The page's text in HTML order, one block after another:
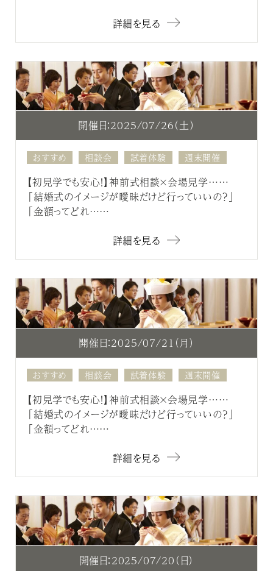
詳細を見る
開催日：2025/07/26（土）
おすすめ 相談会 試着体験 週末開催
【初見学でも安心！】神前式相談×会場見学……
「結婚式のイメージが曖昧だけど行っていいの？」
「金額ってどれ……
詳細を見る
開催日：2025/07/21（月）
おすすめ 相談会 試着体験 週末開催
【初見学でも安心！】神前式相談×会場見学……
「結婚式のイメージが曖昧だけど行っていいの？」
「金額ってどれ……
詳細を見る
開催日：2025/07/20（日）